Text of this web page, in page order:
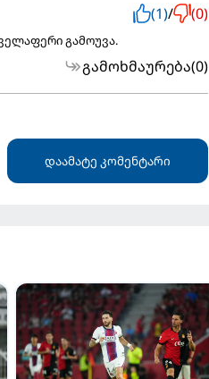
(1)/ (0)
გამოუვა.
გამოხმაურება(0)
დაამატე კომენტარი